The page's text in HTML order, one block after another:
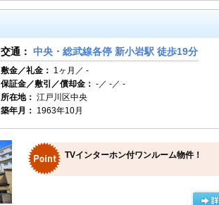
交通： 中央・総武線各停 新小岩駅 徒歩19分
敷金／礼金： 1ヶ月／ -
保証金／敷引／償却金： -／ -／ -
所在地： 江戸川区中央
築年月： 1963年10月
TVインターホン付ワンルーム物件！